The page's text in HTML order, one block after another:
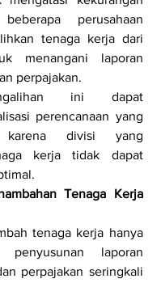
perusahaan
tenaga kerja dari
menangani laporan
perpajakan.
ini dapat
perencanaan yang
divisi yang
kerja tidak dapat
Tenaga Kerja
tenaga kerja hanya
laporan
perpajakan seringkali